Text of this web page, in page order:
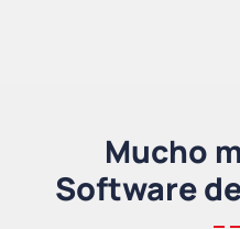
Mucho
Software